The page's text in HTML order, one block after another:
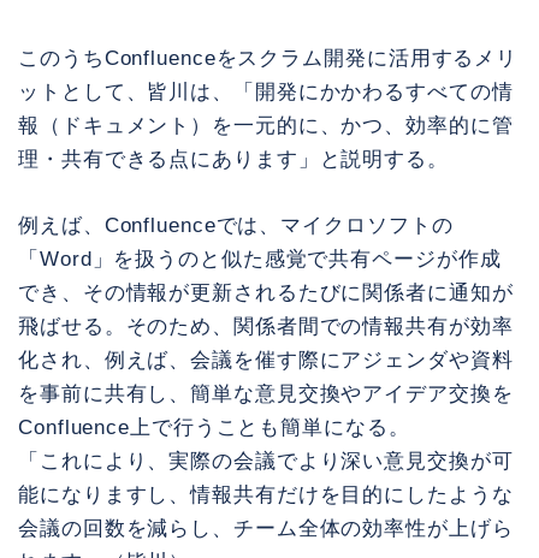
このうちConfluenceをスクラム開発に活用するメリ
ットとして、皆川は、「開発にかかわるすべての情
報（ドキュメント）を一元的に、かつ、効率的に管
理・共有できる点にあります」と説明する。
例えば、Confluenceでは、マイクロソフトの
「Word」を扱うのと似た感覚で共有ページが作成
でき、その情報が更新されるたびに関係者に通知が
飛ばせる。そのため、関係者間での情報共有が効率
化され、例えば、会議を催す際にアジェンダや資料
を事前に共有し、簡単な意見交換やアイデア交換を
Confluence上で行うことも簡単になる。
「これにより、実際の会議でより深い意見交換が可
能になりますし、情報共有だけを目的にしたような
会議の回数を減らし、チーム全体の効率性が上げら